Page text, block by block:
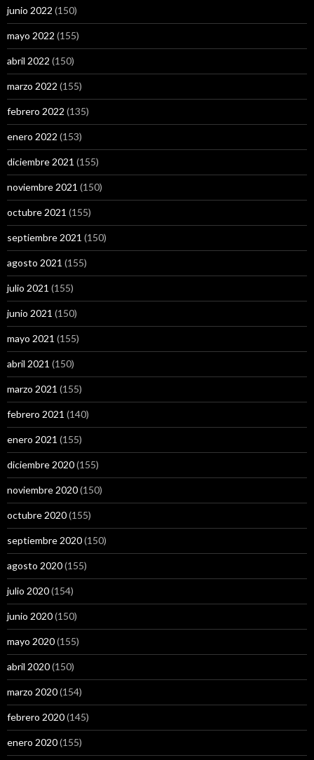
junio 2022 (150)
mayo 2022 (155)
abril 2022 (150)
marzo 2022 (155)
febrero 2022 (135)
enero 2022 (153)
diciembre 2021 (155)
noviembre 2021 (150)
octubre 2021 (155)
septiembre 2021 (150)
agosto 2021 (155)
julio 2021 (155)
junio 2021 (150)
mayo 2021 (155)
abril 2021 (150)
marzo 2021 (155)
febrero 2021 (140)
enero 2021 (155)
diciembre 2020(155)
noviembre 2020(150)
octubre 2020(155)
septiembre 2020(150)
agosto 2020(155)
julio 2020(154)
junio 2020(150)
mayo 2020(155)
abril 2020(150)
marzo 2020(154)
febrero 2020(145)
enero 2020(155)